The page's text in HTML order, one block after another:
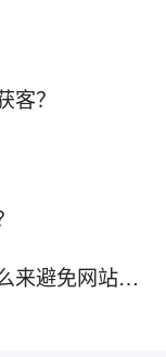
客？
站的过度优化